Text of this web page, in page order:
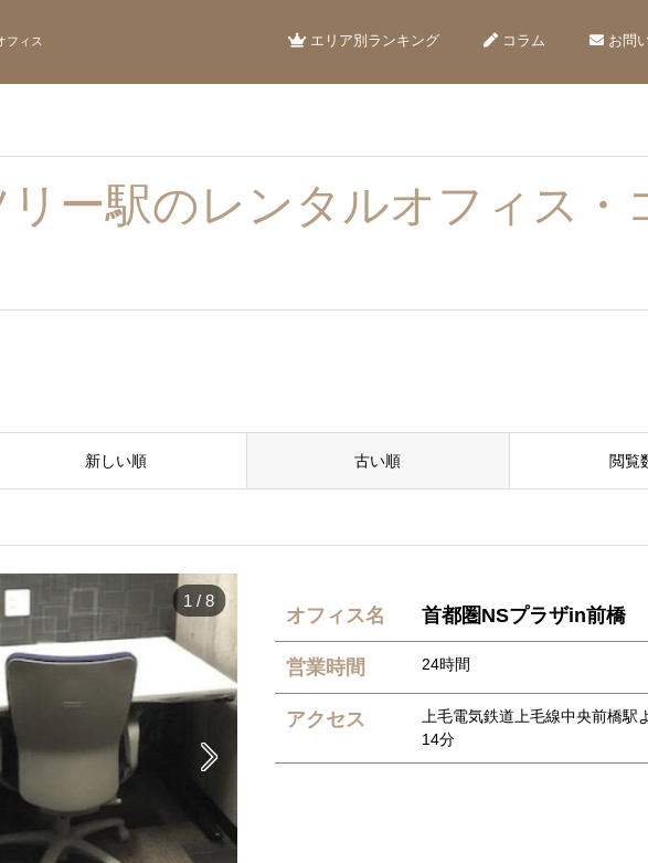
フィス エリア別ランキング コラム お問
ー駅のレンタルオフィス・
新しい順 古い順 閲覧

1 / 8
オフィス名 首都圏NSプラザin前橋
営業時間 24時間
アクセス
上毛電気鉄道上毛線中央前橋駅
14分